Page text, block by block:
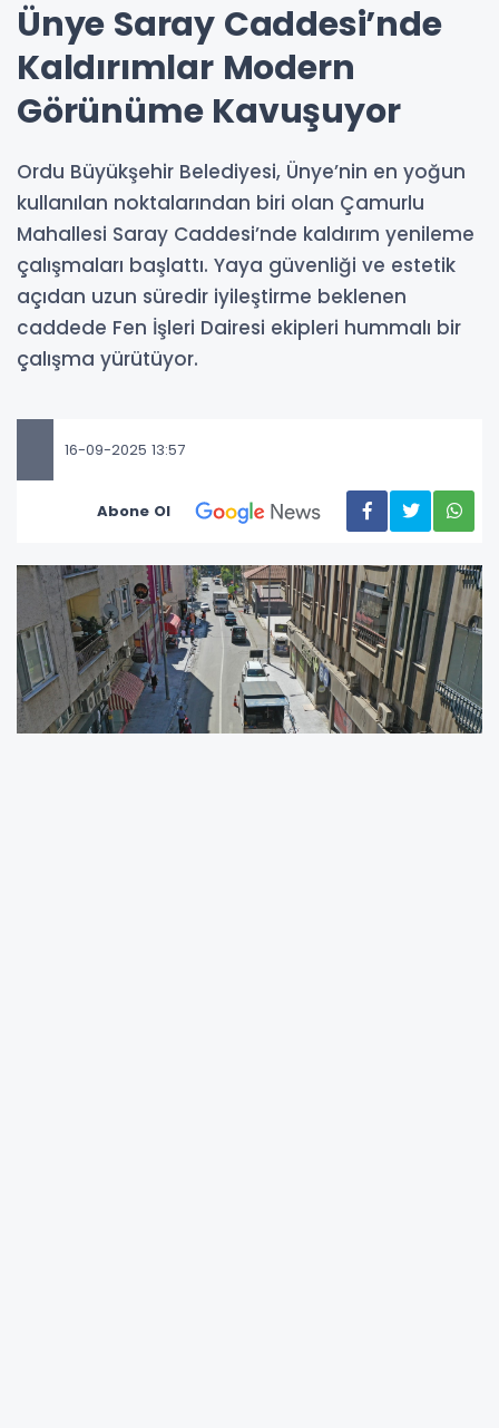
Ünye Saray Caddesi’nde
Kaldırımlar Modern
Görünüme Kavuşuyor
Ordu Büyükşehir Belediyesi, Ünye’nin en yoğun
kullanılan noktalarından biri olan Çamurlu
Mahallesi Saray Caddesi’nde kaldırım yenileme
çalışmaları başlattı. Yaya güvenliği ve estetik
açıdan uzun süredir iyileştirme beklenen
caddede Fen İşleri Dairesi ekipleri hummalı bir
çalışma yürütüyor.
16-09-2025 13:57
Abone Ol